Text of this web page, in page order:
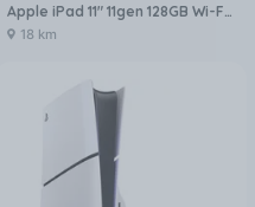
Apple iPad 11" 11gen 128GB Wi-Fi Srebrny (MD3Y4HCA)
18 km